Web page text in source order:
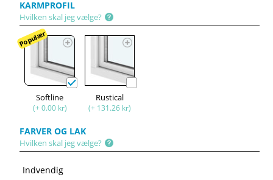
KARMPROFIL
Hvilken skal jeg vælge?
Populær
Softline
(+ 0.00 kr)
Rustical
(+ 131.26 kr)
FARVER OG LAK
Hvilken skal jeg vælge?
Indvendig